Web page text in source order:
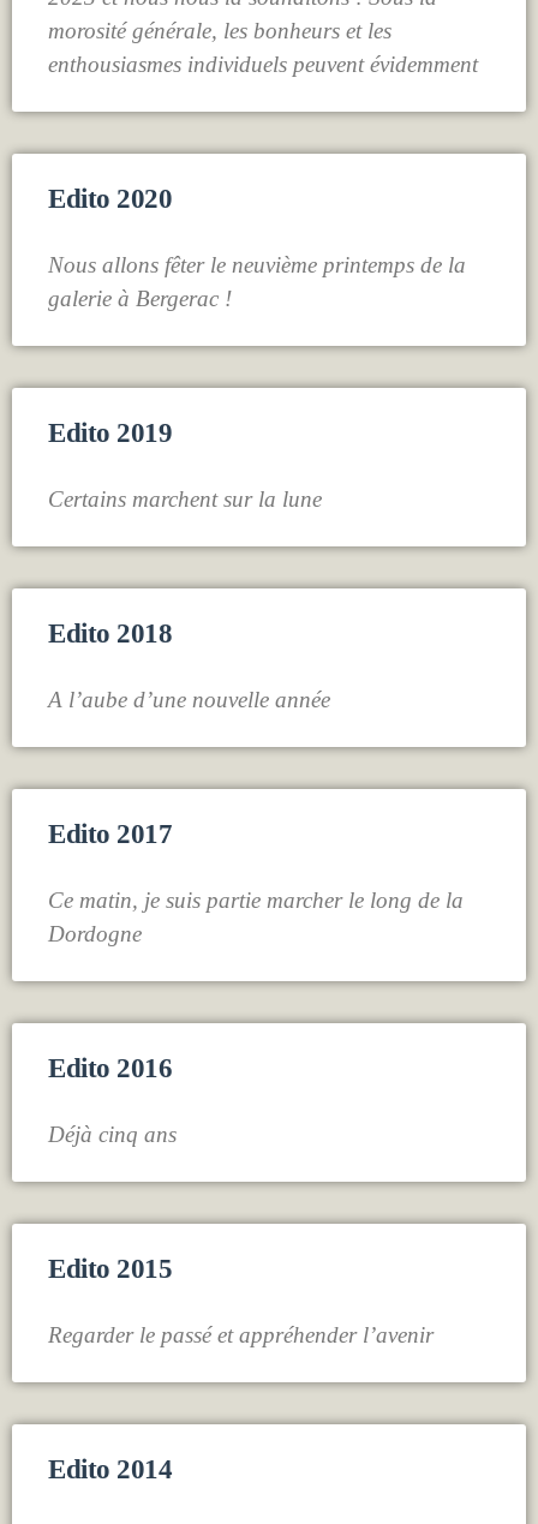
morosité générale, les bonheurs et les
enthousiasmes individuels peuvent évidemment
Edito 2020
Nous allons fêter le neuvième printemps de la
galerie à Bergerac !
Edito 2019
Certains marchent sur la lune
Edito 2018
A l’aube d’une nouvelle année
Edito 2017
Ce matin, je suis partie marcher le long de la
Dordogne
Edito 2016
Déjà cinq ans
Edito 2015
Regarder le passé et appréhender l’avenir
Edito 2014